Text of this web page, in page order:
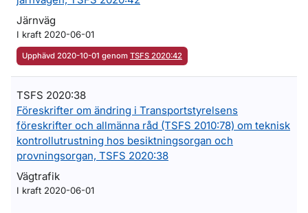
Järnväg
I kraft 2020-06-01
Upphävd 2020-10-01 genom TSFS 2020:42
TSFS 2020:38
Föreskrifter om ändring i Transportstyrelsens
föreskrifter och allmänna råd (TSFS 2010:78) om teknisk
kontrollutrustning hos besiktningsorgan och
provningsorgan, TSFS 2020:38
Vägtrafik
I kraft 2020-06-01